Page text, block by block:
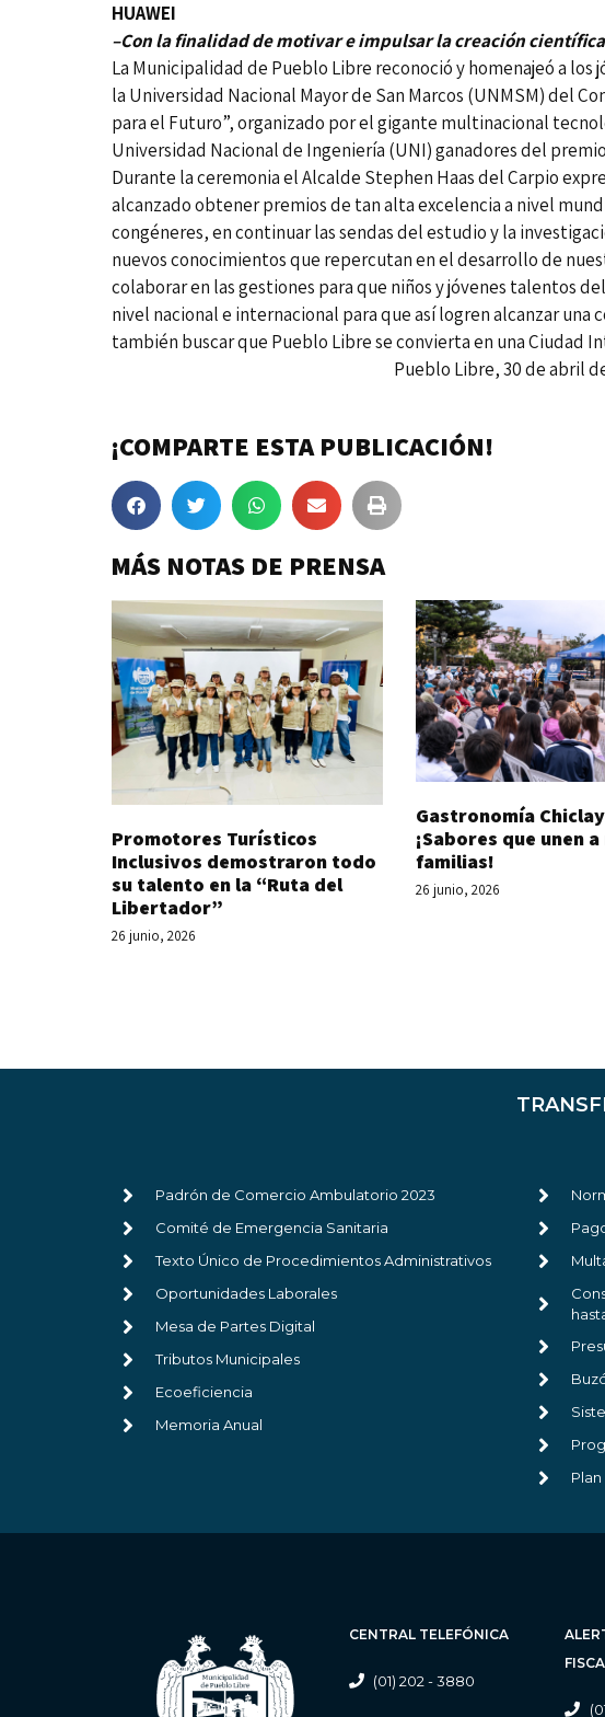
HUAWEI
–Con la finalidad de motivar e impulsar la creación
La Municipalidad de Pueblo Libre reconoció y homenajeó a
la Universidad Nacional Mayor de San Marcos (UNMSM) del
para el Futuro”, organizado por el gigante multinacional
Universidad Nacional de Ingeniería (UNI) ganadores del
Durante la ceremonia el Alcalde Stephen Haas del Carpio
alcanzado obtener premios de tan alta excelencia a nivel
congéneres, en continuar las sendas del estudio y la
nuevos conocimientos que repercutan en el desarrollo de
colaborar en las gestiones para que niños y jóvenes talentos
nivel nacional e internacional para que así logren alcanzar
también buscar que Pueblo Libre se convierta en una Ciudad
Pueblo Libre, 30 de abril del
¡COMPARTE ESTA PUBLICACIÓN!
MÁS NOTAS DE PRENSA
Promotores Turísticos
Inclusivos demostraron todo
su talento en la “Ruta del
Libertador”
26 junio, 2026
Gastronomía
¡Sabores que unen
familias!
26 junio, 2026
Padrón de Comercio Ambulatorio 2023
Comité de Emergencia Sanitaria
Texto Único de Procedimientos Administrativos
Oportunidades Laborales
Mesa de Partes Digital
Tributos Municipales
Ecoeficiencia
Memoria Anual
CENTRAL TELEFÓNICA
(01) 202 - 3880